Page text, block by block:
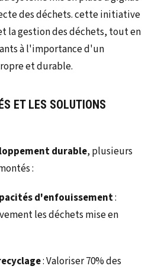
ET LES SOLUTIONS
durable, plusieurs
:
d'enfouissement:
les déchets mise en
: Valoriser 70% des